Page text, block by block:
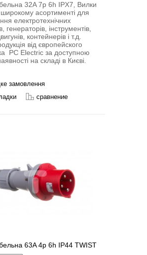
32A 7p 6h IPX7, Вилки
широкому асортименті для
електротехнічних
генераторів, інструментів,
контейнерів і т.д.
від європейского
PC Electric за доступною
на складі в Києві.
замовлення
сравнение
63A 4p 6h IP44 TWIST